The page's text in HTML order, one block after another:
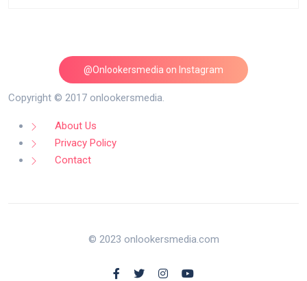
@Onlookersmedia on Instagram
Follow on Instagram
Copyright © 2017 onlookersmedia.
About Us
Privacy Policy
Contact
© 2023 onlookersmedia.com